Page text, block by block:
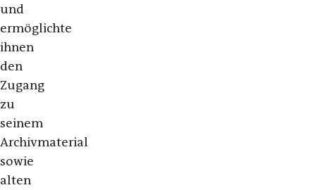
und
ermöglichte
ihnen
den
Zugang
zu
seinem
Archivmaterial
sowie
alten